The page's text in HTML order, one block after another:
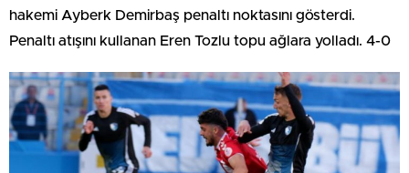
hakemi Ayberk Demirbaş penaltı noktasını gösterdi.
Penaltı atışını kullanan Eren Tozlu topu ağlara yolladı. 4-0